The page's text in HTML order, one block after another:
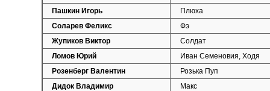
Пашкин Игорь
Плюха
Соларев Феликс
Фэ
Жупиков Виктор
Солдат
Ломов Юрий
Иван Семеновия, Ходя
Розенберг Валентин
Розька Пуп
Дидок Владимир
Макс